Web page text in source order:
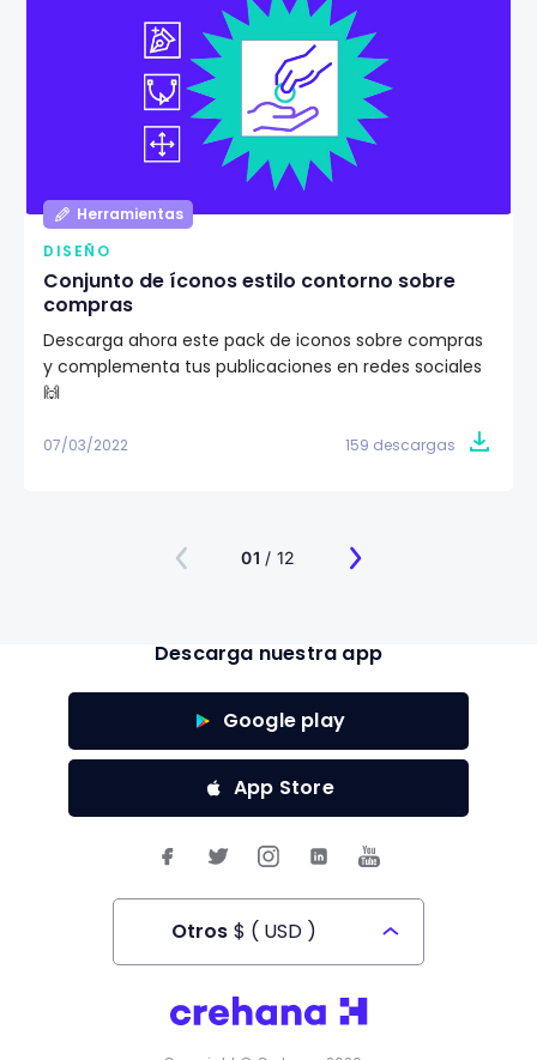
Herramientas
DISEÑO
Conjunto de íconos estilo contorno sobre
compras
Descarga ahora este pack de iconos sobre compras
y complementa tus publicaciones en redes sociales
🙌
07/03/2022 159 descargas
01 / 12
Descarga nuestra app
Google play
App Store
Otros $ ( USD )